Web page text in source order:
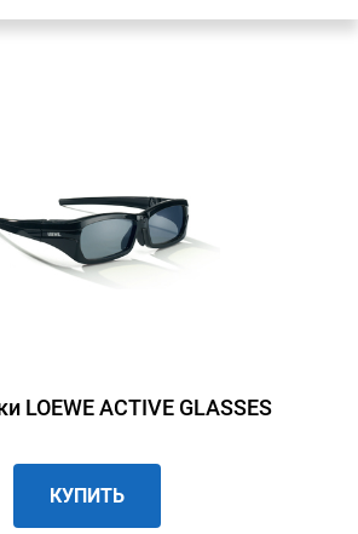
LOEWE ACTIVE GLASSES
КУПИТЬ